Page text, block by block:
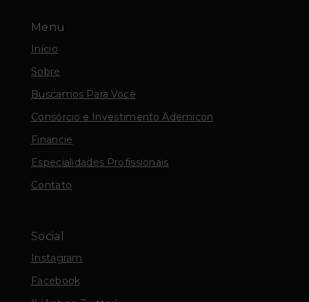
Menu
Início
Sobre
Buscamos Para Você
Consórcio e Investimento Ademicon
Financie
Especialidades Profissionais
Contato
Social
Instagram
Facebook